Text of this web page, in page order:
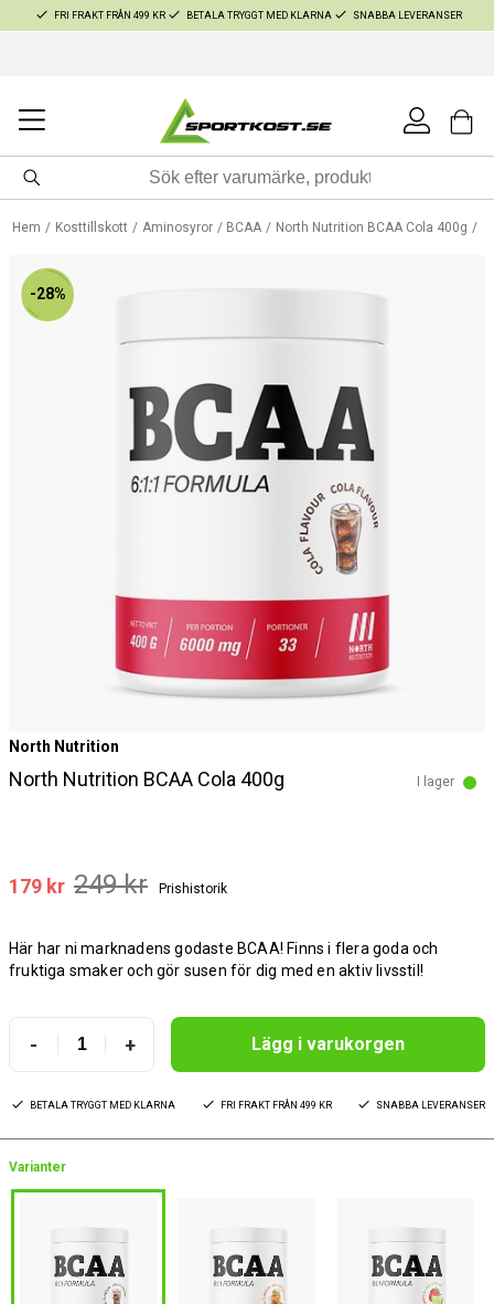
FRI FRAKT FRÅN 499 KR BETALA TRYGGT MED KLARNA SNABBA LEVERANSER
Hem Kosttillskott Aminosyror BCAA North Nutrition BCAA Cola 400g
-28%
North Nutrition
North Nutrition BCAA Cola 400g I lager
179 kr 249 kr Prishistorik
Här har ni marknadens godaste BCAA! Finns i flera goda och
fruktiga smaker och gör susen för dig med en aktiv livsstil!
- + Lägg i varukorgen
BETALA TRYGGT MED KLARNA FRI FRAKT FRÅN 499 KR SNABBA LEVERANSER
Varianter